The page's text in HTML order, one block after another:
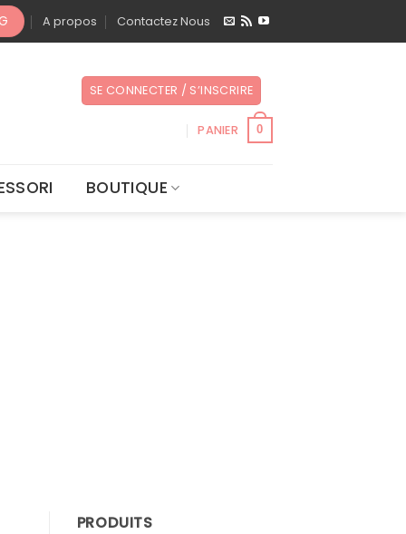
A propos Contactez Nous
SE CONNECTER / S’INSCRIRE
PANIER 0
BOUTIQUE
PRODUITS